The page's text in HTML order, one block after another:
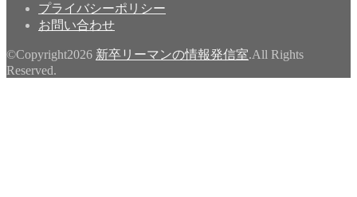
プライバシーポリシー
お問い合わせ
©Copyright2026 新卒リーマンの情報発信室.All Rights
Reserved.